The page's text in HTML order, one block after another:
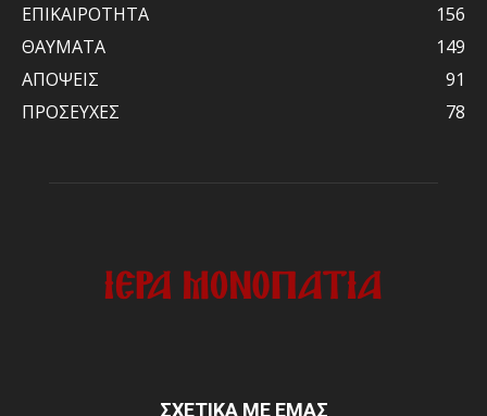
ΕΠΙΚΑΙΡΟΤΗΤΑ
156
ΘΑΥΜΑΤΑ
149
ΑΠΟΨΕΙΣ
91
ΠΡΟΣΕΥΧΕΣ
78
ΣΧΕΤΙΚΑ ΜΕ ΕΜΑΣ